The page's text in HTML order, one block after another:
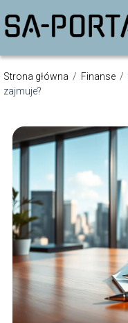
Strona główna / Finanse /
zajmuje?